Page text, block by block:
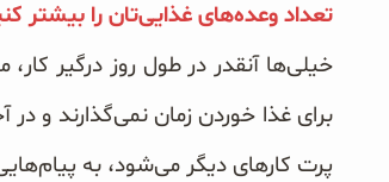
زیتون و روغن زیتون
غلات و دانه‌های سالم
تعداد وعده‌های غذایی‌تان را بیشتر
خیلی‌ها آنقدر در طول روز درگیر
برای غذا خوردن زمان نمی‌گذارند و
پرت کارهای دیگر می‌شود، به